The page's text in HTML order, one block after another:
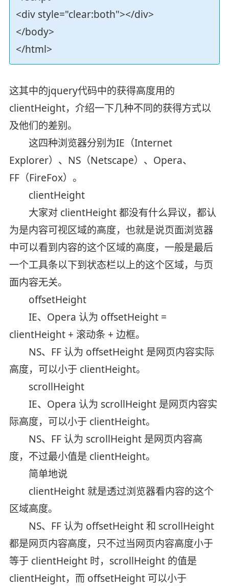
<div style="clear:both"></div>
</body>
</html>
这其中的jquery代码中的获得高度用的
clientHeight，介绍一下几种不同的获得方式以
及他们的差别。
这四种浏览器分别为IE（Internet
Explorer）、NS（Netscape）、Opera、
FF（FireFox）。
clientHeight
大家对 clientHeight 都没有什么异议，都认
为是内容可视区域的高度，也就是说页面浏览器
中可以看到内容的这个区域的高度，一般是最后
一个工具条以下到状态栏以上的这个区域，与页
面内容无关。
offsetHeight
IE、Opera 认为 offsetHeight =
clientHeight + 滚动条 + 边框。
NS、FF 认为 offsetHeight 是网页内容实际
高度，可以小于 clientHeight。
scrollHeight
IE、Opera 认为 scrollHeight 是网页内容实
际高度，可以小于 clientHeight。
NS、FF 认为 scrollHeight 是网页内容高
度，不过最小值是 clientHeight。
简单地说
clientHeight 就是透过浏览器看内容的这个
区域高度。
NS、FF 认为 offsetHeight 和 scrollHeight
都是网页内容高度，只不过当网页内容高度小于
等于 clientHeight 时，scrollHeight 的值是
clientHeight，而 offsetHeight 可以小于